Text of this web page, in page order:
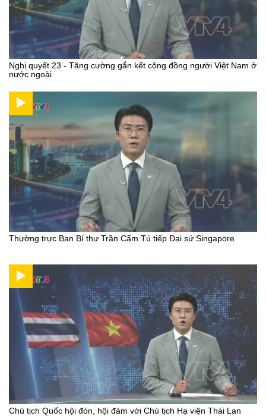
Nghị quyết 23 - Tăng cường gắn kết cộng đồng người Việt Nam ở
nước ngoài
Thường trực Ban Bí thư Trần Cẩm Tú tiếp Đại sứ Singapore
Chủ tịch Quốc hội đón, hội đàm với Chủ tịch Hạ viện Thái Lan